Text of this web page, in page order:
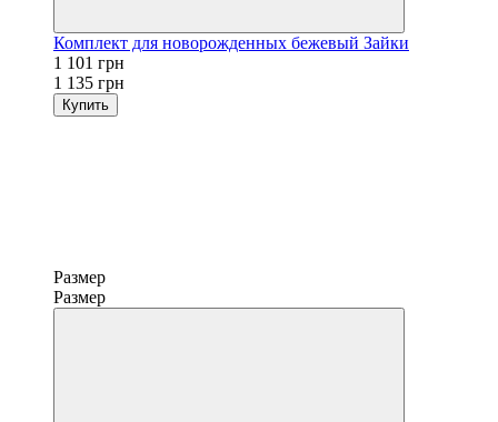
Комплект для новорожденных бежевый Зайки
1 101 грн
1 135 грн
Купить
Размер
Размер